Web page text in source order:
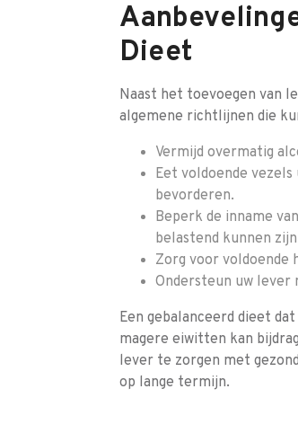
Dieet
Naast het toevoegen van
algemene richtlijnen die
Vermijd overmatig
Eet voldoende
bevorderen.
Beperk de inname
belastend kunnen
Zorg voor voldoende
Ondersteun uw lever
Een gebalanceerd dieet
magere eiwitten kan
lever te zorgen met
op lange termijn.